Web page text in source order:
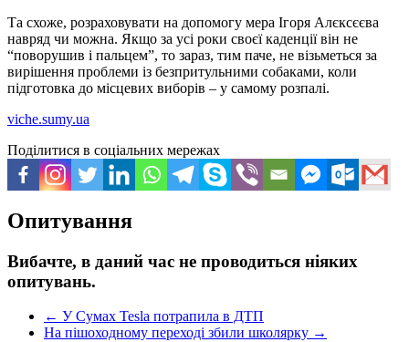
Та схоже, розраховувати на допомогу мера Ігоря Алєксєєва
навряд чи можна. Якщо за усі роки своєї каденції він не
“поворушив і пальцем”, то зараз, тим паче, не візьметься за
вирішення проблеми із безпритульними собаками, коли
підготовка до місцевих виборів – у самому розпалі.
viche.sumy.ua
Поділитися в соціальних мережах
Опитування
Вибачте, в даний час не проводиться ніяких
опитувань.
← У Сумах Tesla потрапила в ДТП
На пішоходному переході збили школярку →